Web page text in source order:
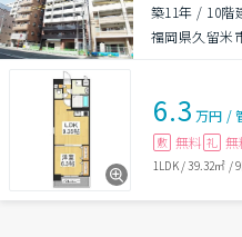
築11年 / 10階
福岡県久留米
6.3 万円 /
敷 無料 礼 無
1LDK/39.32㎡ /